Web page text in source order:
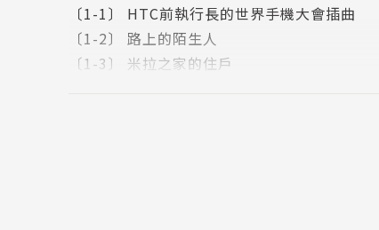
◆西班牙獨特在哪？從史前的考古遺址到近
天主教、猶太教等多元文化，感受西班牙的獨
魯西亞旅遊局、納瓦拉自治區旅遊局等各地
〔1-1〕 HTC前執行長的世界手機大會插曲
〔1-2〕 路上的陌生人
〔1-3〕 米拉之家的住戶